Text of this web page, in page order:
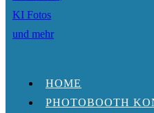
HOME
PHOTOBOOTH